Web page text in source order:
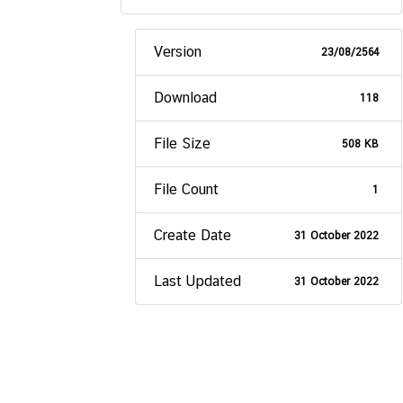
Version 23/08/2564
Download 118
File Size 508 KB
File Count 1
Create Date 31 October 2022
Last Updated 31 October 2022